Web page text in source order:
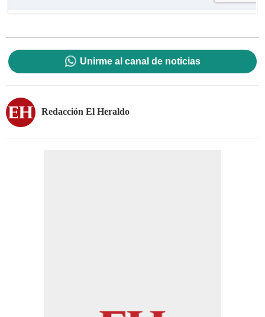
Unirme al canal de noticias
Redacción El Heraldo